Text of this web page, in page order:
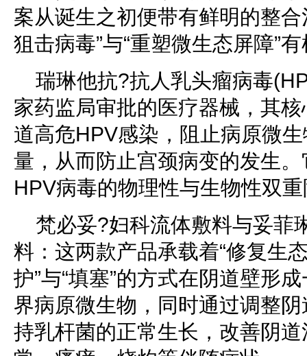
案从诞生之初便带有鲜明的整
狙击病毒”与“重塑微生态屏障”
瑞琳他抗?抗人乳头瘤病毒
家药监局审批的医疗器械，其
道高危HPV感染，阻止病原微
量，从而防止宫颈病变的发生
HPV病毒的物理性与生物性双
梵必妥?妇科流体敷料与妥菲
料：这两款产品承载着“修复生
护”与“填塞”的方式在阴道壁形
界病原微生物，同时通过调整
持乳杆菌的正常生长，改善阴